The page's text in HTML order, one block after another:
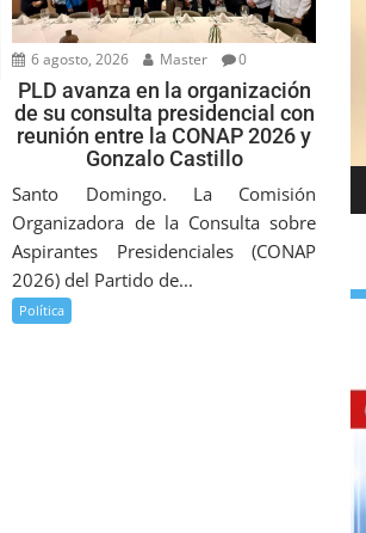
6 agosto, 2026 Master 0
PLD avanza en la organización
de su consulta presidencial con
reunión entre la CONAP 2026 y
Gonzalo Castillo
Santo Domingo. La Comisión
Organizadora de la Consulta sobre
Aspirantes Presidenciales (CONAP
2026) del Partido de...
Política